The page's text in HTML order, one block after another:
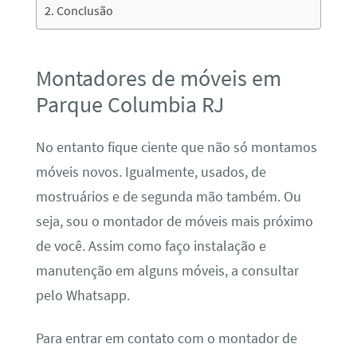
Conclusão
Montadores de móveis em
Parque Columbia RJ
No entanto fique ciente que não só montamos
móveis novos. Igualmente, usados, de
mostruários e de segunda mão também. Ou
seja, sou o montador de móveis mais próximo
de você. Assim como faço instalação e
manutenção em alguns móveis, a consultar
pelo Whatsapp.
Para entrar em contato com o montador de